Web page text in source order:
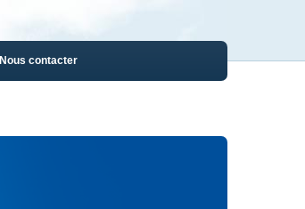
Nous contacter